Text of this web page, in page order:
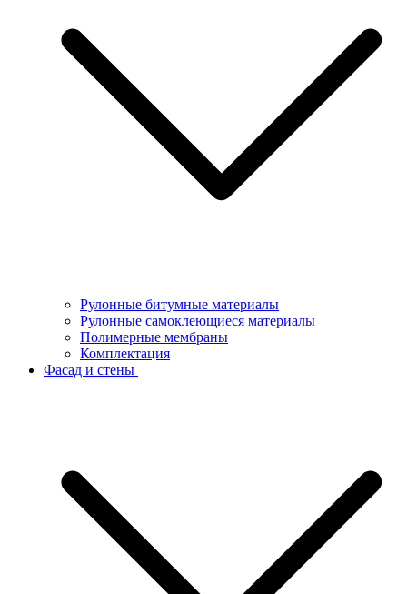
Рулонные битумные материалы
Рулонные самоклеющиеся материалы
Полимерные мембраны
Комплектация
Фасад и стены